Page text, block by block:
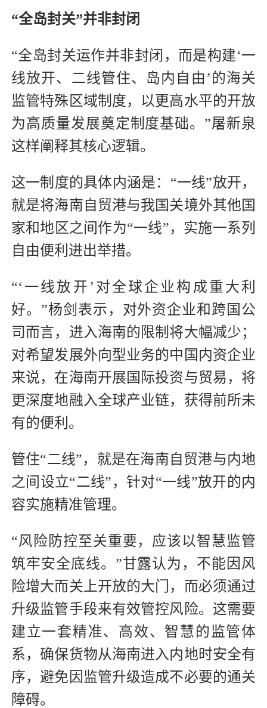
“全岛封关”并非封闭
“全岛封关运作并非封闭，而是构建‘一
线放开、二线管住、岛内自由’的海关
监管特殊区域制度，以更高水平的开放
为高质量发展奠定制度基础。”屠新泉
这样阐释其核心逻辑。
这一制度的具体内涵是：“一线”放开，
就是将海南自贸港与我国关境外其他国
家和地区之间作为“一线”，实施一系列
自由便利进出举措。
“‘一线放开’对全球企业构成重大利
好。”杨剑表示，对外资企业和跨国公
司而言，进入海南的限制将大幅减少；
对希望发展外向型业务的中国内资企业
来说，在海南开展国际投资与贸易，将
更深度地融入全球产业链，获得前所未
有的便利。
管住“二线”，就是在海南自贸港与内地
之间设立“二线”，针对“一线”放开的内
容实施精准管理。
“风险防控至关重要，应该以智慧监管
筑牢安全底线。”甘露认为，不能因风
险增大而关上开放的大门，而必须通过
升级监管手段来有效管控风险。这需要
建立一套精准、高效、智慧的监管体
系，确保货物从海南进入内地时安全有
序，避免因监管升级造成不必要的通关
障碍。